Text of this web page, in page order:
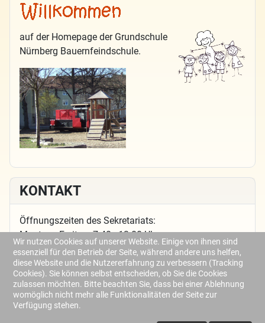
auf der Homepage der Grundschule
Nürnberg Bauernfeindschule.
KONTAKT
Öffnungszeiten des Sekretariats:
Montag - Freitag: 7.40 - 13.00 Uhr
6582@schulamt.info
sekretariat@gsbauernfeind.de
Tel.: 0911/8147306
Wir nutzen Cookies auf unserer Website. Einige von ihnen sind
essenziell für den Betrieb der Seite, während andere uns helfen,
diese Website und die Nutzererfahrung zu verbessern (Tracking
Cookies). Sie können selbst entscheiden, ob Sie die Cookies
zulassen möchten. Bitte beachten Sie, dass bei einer Ablehnung
womöglich nicht mehr alle Funktionalitäten der Seite zur
Verfügung stehen.